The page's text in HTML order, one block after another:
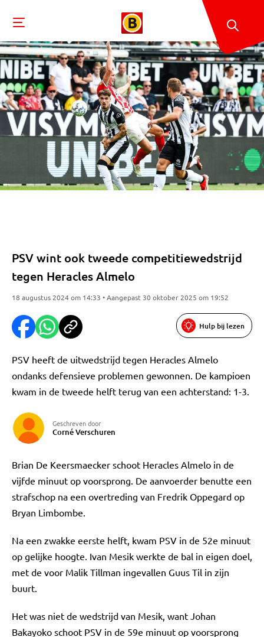
PSV wint ook tweede competitiewedstrijd
tegen Heracles Almelo
18 augustus 2024 om 14:33 • Aangepast 30 oktober 2025 om 19:52
Hulp bij lezen
PSV heeft de uitwedstrijd tegen Heracles Almelo
ondanks defensieve problemen gewonnen. De kampioen
kwam in de tweede helft terug van een achterstand: 1-3.
Geschreven door
Corné Verschuren
Brian De Keersmaecker schoot Heracles Almelo in de
vijfde minuut op voorsprong. De aanvoerder benutte een
strafschop na een overtreding van Fredrik Oppegard op
Bryan Limbombe.
Na een zwakke eerste helft, kwam PSV in de 52e minuut
op gelijke hoogte. Ivan Mesik werkte de bal in eigen doel,
met de voor Malik Tillman ingevallen Guus Til in zijn
buurt.
Het was niet de wedstrijd van Mesik, want Johan
Bakayoko schoot PSV in de 59e minuut op voorsprong